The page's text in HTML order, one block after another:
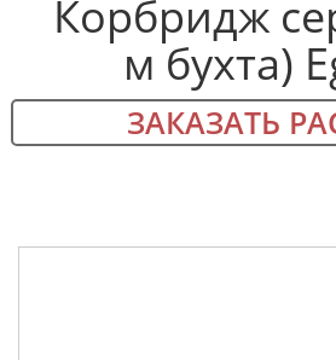
Корбридж
м бухта)
ЗАКАЗАТЬ